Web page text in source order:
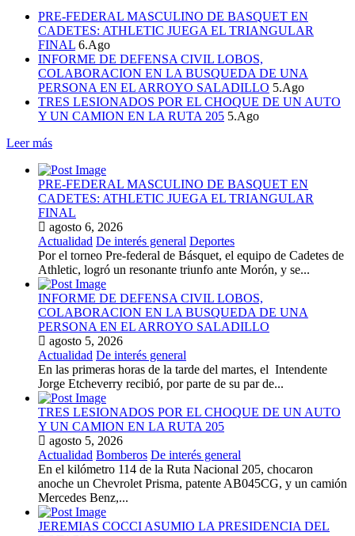
PRE-FEDERAL MASCULINO DE BASQUET EN
CADETES: ATHLETIC JUEGA EL TRIANGULAR
FINAL 6.Ago
INFORME DE DEFENSA CIVIL LOBOS,
COLABORACION EN LA BUSQUEDA DE UNA
PERSONA EN EL ARROYO SALADILLO 5.Ago
TRES LESIONADOS POR EL CHOQUE DE UN AUTO
Y UN CAMION EN LA RUTA 205 5.Ago
Leer más
PRE-FEDERAL MASCULINO DE BASQUET EN
CADETES: ATHLETIC JUEGA EL TRIANGULAR
FINAL
agosto 6, 2026
Actualidad De interés general Deportes
Por el torneo Pre-federal de Básquet, el equipo de Cadetes de
Athletic, logró un resonante triunfo ante Morón, y se...
INFORME DE DEFENSA CIVIL LOBOS,
COLABORACION EN LA BUSQUEDA DE UNA
PERSONA EN EL ARROYO SALADILLO
agosto 5, 2026
Actualidad De interés general
En las primeras horas de la tarde del martes, el Intendente
Jorge Etcheverry recibió, por parte de su par de...
TRES LESIONADOS POR EL CHOQUE DE UN AUTO
Y UN CAMION EN LA RUTA 205
agosto 5, 2026
Actualidad Bomberos De interés general
En el kilómetro 114 de la Ruta Nacional 205, chocaron
anoche un Chevrolet Prisma, patente AB045CG, y un camión
Mercedes Benz,...
JEREMIAS COCCI ASUMIO LA PRESIDENCIA DEL